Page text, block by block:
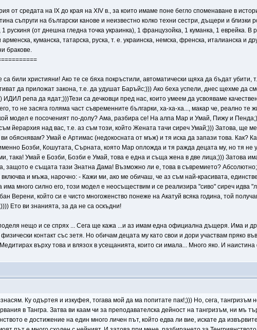
от средата на IХ до края на ХIV в., за които имаме поне бегло споменаване в
съпруги на български канове и неизвестно колко техни сестри, дъщери и близки
рускиня (от днешна гледна точка украинка), 1 французойка, 1 куманка, 1 еврейка.
куманска, татарска, руска, т. е. украинска, немска, френска, италианска и
бракове.
са били християни! Ако те се бяха покръстили, автоматически щяха да бъдат
да приложат закона, т.е. да удушат Баръйс;))) Ако беха успели, днес щехме да
репа да ядат;)))Тези са дечковци пред нас, които умеем да усвояваме
то не засяга голяма част съвременните българки, ха-ха-ха..., макар че, реално те
кой модел е посоченият по-долу? Ама, разбира се! На алпа Мар и Умай, Пижу и
йерархия над вас, т.е. аз съм този, който Жената тачи сиреч Умай;))) Затова, ще
обяснявам? Умай е Артимас (недокосната от мъж) и тя иска да запази това. Как?
Бозби, Кошутата, Сърната, която Мар опложда и тя ражда децата му, но тя не
така! Умай е Бозби, Бозби е Умай, това е една и съща жена в две лица;))) Затова
защото е същата тази Знатна Дама! Възможно ли е, това в съвремието?
и мъжа, нарочно: - Кажи ми, ако ме обичаш, че аз съм най-красивата,
много силно его, този модел е неосъществим и се реализира "сиво" сиреч идва
Верени, който си е чисто многоженство понеже на Акатуй всяка година, той
Ето ви знанията, за да не са оскъдни!
нещо и се спрях ... Сега ще кажа ...и аз имам една официална дъщеря. Има и
контакт със зетя. Но обичам децата му като свои и дори участвам пряко
върху това и влязох в усещанията, които си имала... Много яко. И
Ку одъртея и изкуфея, тогава мой да ма попитате пак!;))) Но, сега,
в Тангра. Затва ви каам чи за преподавателска дейност на тангризъм, ни мъ
е достижение на един много личен път, който едва ли вие, искате да